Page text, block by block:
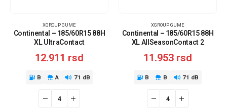
XGROUP GUME
Continental – 185/60R15 88H
XL UltraContact
12.911 rsd
B A 71 dB
XGROUP GUME
Continental – 185/60R15 88H
XL AllSeasonContact 2
11.953 rsd
B B 71 dB